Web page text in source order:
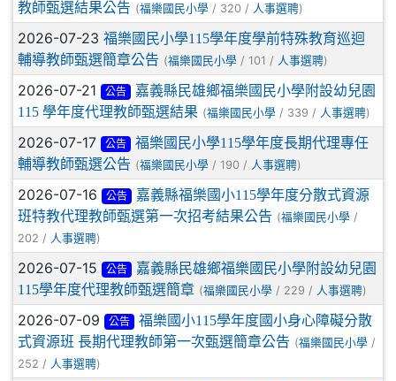
教師甄選結果公告 (福樂國民小學 / 320 / 人事選聘)
2026-07-23 福樂國民小學115學年度學前特殊教育巡迴
輔導教師甄選簡章公告 (福樂國民小學 / 101 / 人事選聘)
2026-07-21 公告
嘉義縣民雄鄉福樂國民小學附設幼兒園
115 學年度代理教師甄選結果 (福樂國民小學 / 339 / 人事選聘)
2026-07-17 公告
福樂國民小學115學年度長期代理專任
輔導教師甄選公告 (福樂國民小學 / 190 / 人事選聘)
2026-07-16 公告
嘉義縣福樂國小115學年度分散式資源
班特教代理教師甄選第一次招考結果公告 (福樂國民小學 /
202 / 人事選聘)
2026-07-15 公告
嘉義縣民雄鄉福樂國民小學附設幼兒園
115學年度代理教師甄選簡章 (福樂國民小學 / 229 / 人事選聘)
2026-07-09 公告
福樂國小115學年度國小身心障礙分散
式資源班 長期代理教師第一次甄選簡章公告 (福樂國民小學 /
252 / 人事選聘)